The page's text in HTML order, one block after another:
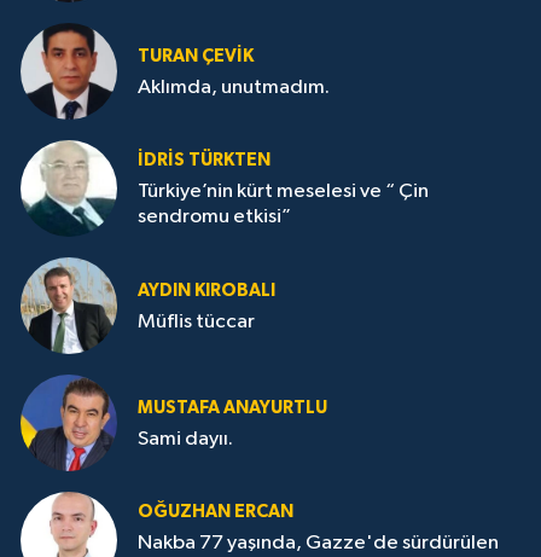
TURAN ÇEVİK
Aklımda, unutmadım.
İDRİS TÜRKTEN
Türkiye’nin kürt meselesi ve “ Çin
sendromu etkisi”
AYDIN KIROBALI
Müflis tüccar
MUSTAFA ANAYURTLU
Sami dayıı.
OĞUZHAN ERCAN
Nakba 77 yaşında, Gazze'de sürdürülen